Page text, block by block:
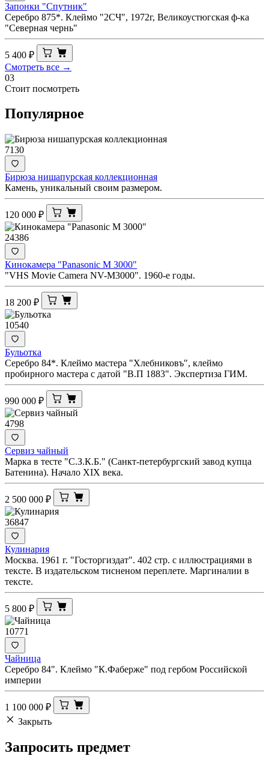
Запонки "Спутник"
Серебро 875*. Клеймо "2СЧ", 1972г, Великоустюгская ф-ка
"Северная чернь"
5 400 ₽
Смотреть все →
03
Стоит посмотреть
Популярное
7130
Бирюза нишапурская коллекционная
Камень, уникальный своим размером.
120 000 ₽
24386
Кинокамера "Panasonic M 3000"
"VHS Movie Camera NV-M3000". 1960-е годы.
18 200 ₽
10540
Бульотка
Серебро 84*. Клеймо мастера "Хлебниковъ", клеймо
пробирного мастера с датой "В.П 1883". Экспертиза ГИМ.
990 000 ₽
4798
Сервиз чайный
Марка в тесте "С.З.К.Б." (Санкт-петербургский завод купца
Батенина). Начало XIX века.
2 500 000 ₽
36847
Кулинария
Москва. 1961 г. "Госторгиздат". 402 стр. с иллюстрациями в
тексте. В издательском тисненом переплете. Маргиналии в
тексте.
5 800 ₽
10771
Чайница
Серебро 84". Клеймо "К.Фаберже" под гербом Российской
империи
1 100 000 ₽
Закрыть
Запросить предмет